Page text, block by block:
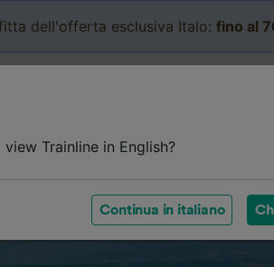
dell'offerta esclusiva Italo: fino al
Trainline in English?
Continua in italiano